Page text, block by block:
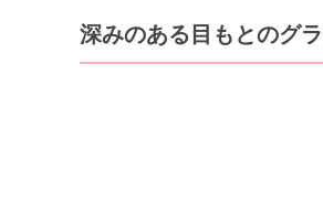
深みのある目もとのグ